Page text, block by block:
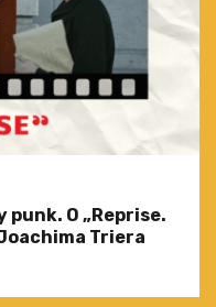
punk. O „Reprise.
Triera